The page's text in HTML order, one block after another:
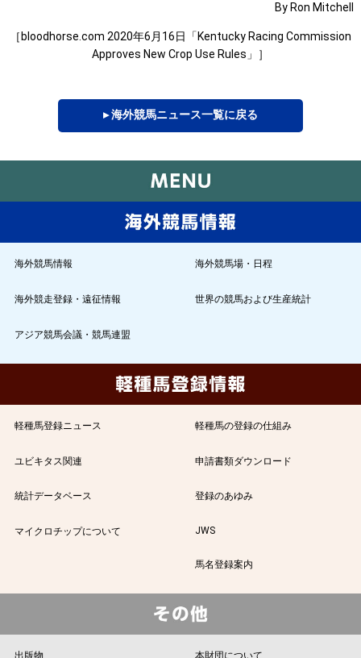
By Ron Mitchell
［bloodhorse.com 2020年6月16日「Kentucky Racing Commission
Approves New Crop Use Rules」］
▸ 海外競馬ニュース一覧に戻る
海外競馬情報 海外競馬場・日程
海外競走登録・遠征情報 世界の競馬および生産統計
アジア競馬会議・競馬連盟
軽種馬登録ニュース 軽種馬の登録の仕組み
ユビキタス関連 申請書類ダウンロード
統計データベース 登録のあゆみ
マイクロチップについて JWS
馬名登録案内
出版物 本財団について